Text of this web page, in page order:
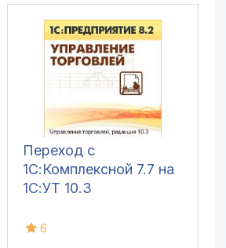
Переход с
1С:Комплексной 7.7 на
1С:УТ 10.3
6